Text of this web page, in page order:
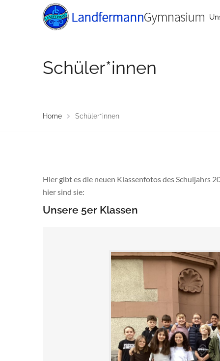
Schüler*innen
Home Schüler*innen
Hier gibt es die neuen Klassenfotos des Schuljahrs
hier sind sie:
Unsere 5er Klassen